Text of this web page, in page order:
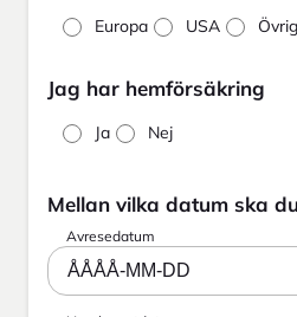
Europa USA
Jag har hemförsäkring
Ja Nej
Mellan vilka datum ska
Avresedatum
ÅÅÅÅ-MM-DD